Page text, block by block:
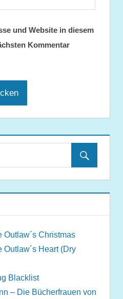
und Website in diesem
Kommentar
Outlaw´s Christmas
Outlaw´s Heart (Dry
Blacklist
– Die Bücherfrauen von